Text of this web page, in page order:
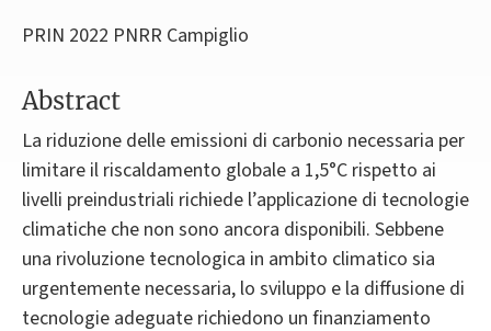
PRIN 2022 PNRR Campiglio
Abstract
La riduzione delle emissioni di carbonio necessaria per
limitare il riscaldamento globale a 1,5°C rispetto ai
livelli preindustriali richiede l’applicazione di tecnologie
climatiche che non sono ancora disponibili. Sebbene
una rivoluzione tecnologica in ambito climatico sia
urgentemente necessaria, lo sviluppo e la diffusione di
tecnologie adeguate richiedono un finanziamento